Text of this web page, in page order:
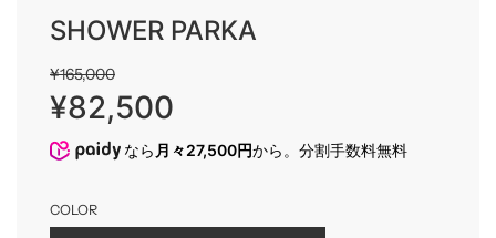
SHOWER PARKA
Sale
price
¥165,000Regular
price
¥82,500
なら 月々27,500円から。分割手数料無料
COLOR